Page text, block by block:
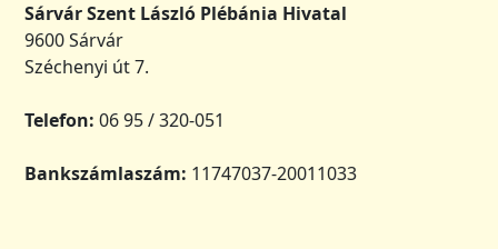
Sárvár Szent László Plébánia Hivatal
9600 Sárvár
Széchenyi út 7.
Telefon: 06 95 / 320-051
Bankszámlaszám: 11747037-20011033